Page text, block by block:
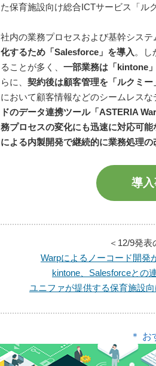
た保育施設向け総合ICTサービス「ル
社内の業務プロセスおよび基幹システ
化するため「Salesforce」を導入 。し
ることが多く、 一部業務は「kintone
らに、 契約後は顧客管理を「ルクミー
において顧客情報などのシームレスな
ドのデータ連携ツール「ASTERIA
務プロセスの変化にも迅速に対応可
による内製開発で継続的に業務処理の
導
＜ 12/9発表
Warpによるノーコード開発
kintone、Salesforceとの
ユニファが提供する保育施設
＊ お